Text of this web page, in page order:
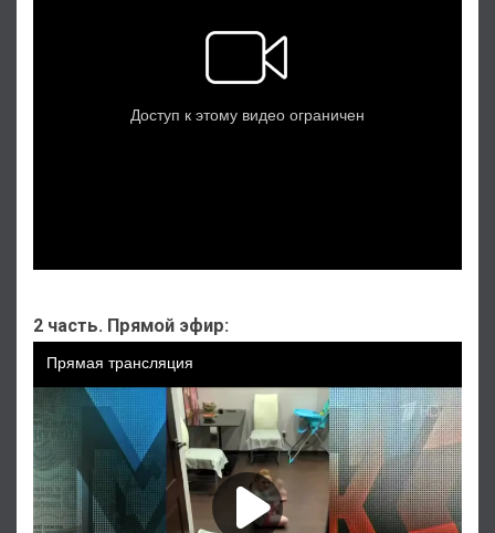
2 часть. Прямой эфир: